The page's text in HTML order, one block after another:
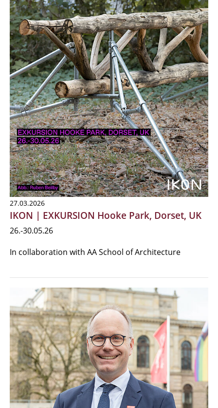
27.03.2026
IKON | EXKURSION Hooke Park, Dorset, UK
26.-30.05.26
In collaboration with AA School of Architecture